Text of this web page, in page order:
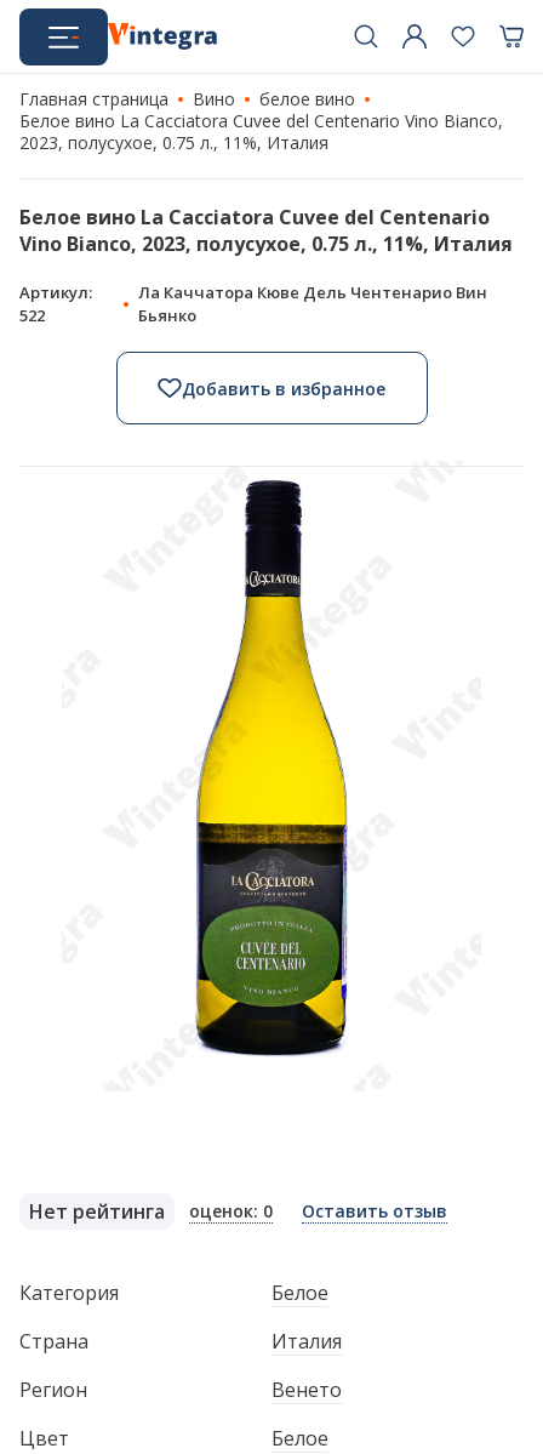
Главная страница Вино
белое вино
Белое вино La Cacciatora Cuvee del Centenario Vino Bianco,
2023, полусухое, 0.75 л., 11%, Италия
Белое вино La Cacciatora Cuvee del Centenario
Vino Bianco, 2023, полусухое, 0.75 л., 11%, Италия
Артикул:
522
Ла Каччатора Кюве Дель Чентенарио Вин
Бьянко
Добавить в избранное
Нет рейтинга оценок: 0 Оставить отзыв
Категория
Белое
Страна
Италия
Регион
Венето
Цвет
Белое